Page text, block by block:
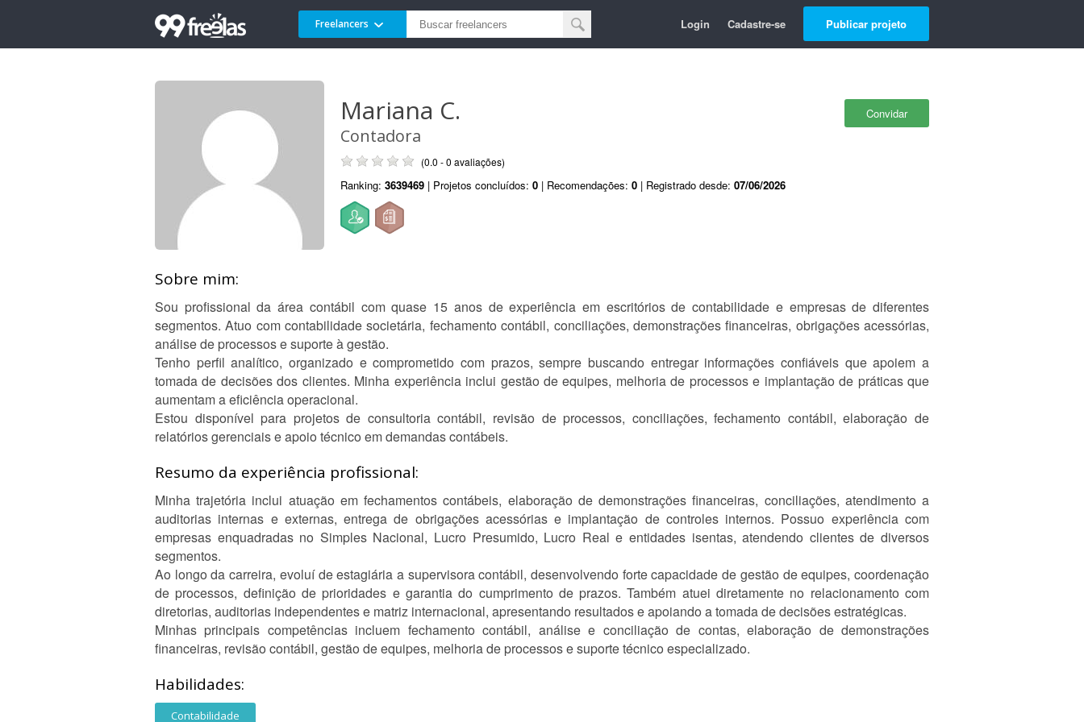
Freelancers Login Cadastre-se Publicar projeto
Convidar
Mariana C.
Contadora
(0.0 - 0 avaliações)
Ranking: 3639469 | Projetos concluídos: 0 | Recomendações: 0 | Registrado desde: 07/06/2026
Sobre mim:
Sou profissional da área contábil com quase 15 anos de experiência em escritórios de contabilidade e empresas de diferentes
segmentos. Atuo com contabilidade societária, fechamento contábil, conciliações, demonstrações financeiras, obrigações acessórias,
análise de processos e suporte à gestão.
Tenho perfil analítico, organizado e comprometido com prazos, sempre buscando entregar informações confiáveis que apoiem a
tomada de decisões dos clientes. Minha experiência inclui gestão de equipes, melhoria de processos e implantação de práticas que
aumentam a eficiência operacional.
Estou disponível para projetos de consultoria contábil, revisão de processos, conciliações, fechamento contábil, elaboração de
relatórios gerenciais e apoio técnico em demandas contábeis.
Resumo da experiência profissional:
Minha trajetória inclui atuação em fechamentos contábeis, elaboração de demonstrações financeiras, conciliações, atendimento a
auditorias internas e externas, entrega de obrigações acessórias e implantação de controles internos. Possuo experiência com
empresas enquadradas no Simples Nacional, Lucro Presumido, Lucro Real e entidades isentas, atendendo clientes de diversos
segmentos.
Ao longo da carreira, evoluí de estagiária a supervisora contábil, desenvolvendo forte capacidade de gestão de equipes, coordenação
de processos, definição de prioridades e garantia do cumprimento de prazos. Também atuei diretamente no relacionamento com
diretorias, auditorias independentes e matriz internacional, apresentando resultados e apoiando a tomada de decisões estratégicas.
Minhas principais competências incluem fechamento contábil, análise e conciliação de contas, elaboração de demonstrações
financeiras, revisão contábil, gestão de equipes, melhoria de processos e suporte técnico especializado.
Habilidades:
Contabilidade